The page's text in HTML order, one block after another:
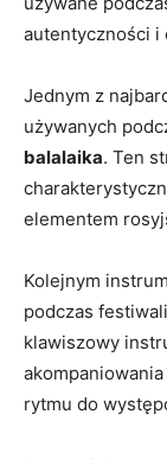
autentyczności i⁢
Jednym z
używanych​
balalaika. Ten
elementem
Kolejnym
podczas
klawiszowy​
rytmu ⁢do​